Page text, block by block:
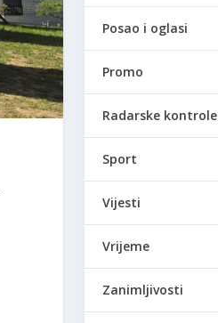
Posao i oglasi
Promo
Radarske kontrole
Sport
Vijesti
Vrijeme
Zanimljivosti